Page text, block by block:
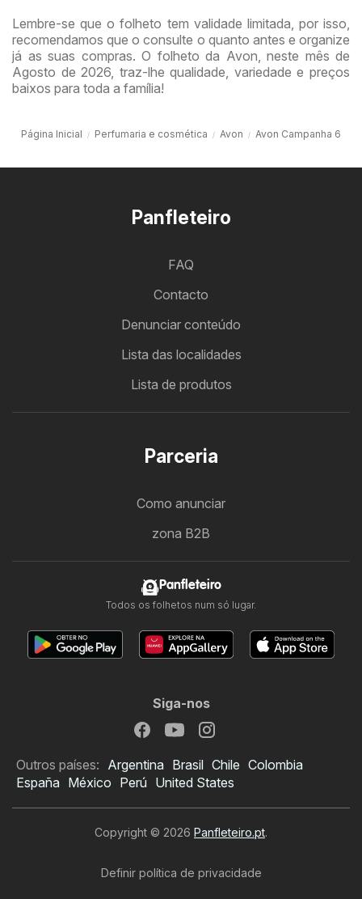
Lembre-se que o folheto tem validade limitada, por isso,
recomendamos que o consulte o quanto antes e organize
já as suas compras. O folheto da Avon, neste mês de
Agosto de 2026, traz-lhe qualidade, variedade e preços
baixos para toda a família!
Página Inicial Perfumaria e cosmética Avon Avon Campanha 6
Panfleteiro
FAQ
Contacto
Denunciar conteúdo
Lista das localidades
Lista de produtos
Parceria
Como anunciar
zona B2B
Panfleteiro
Todos os folhetos num só lugar.
Siga-nos
Outros países: Argentina Brasil Chile Colombia
España México Perú United States
Copyright © 2026 Panfleteiro.pt.
Definir política de privacidade